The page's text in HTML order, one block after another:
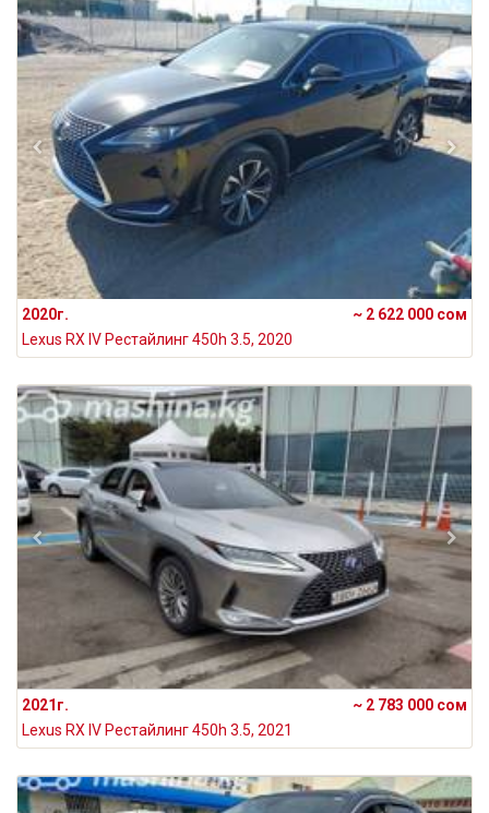
2020г.
~ 2 622 000 сом
Lexus RX IV Рестайлинг 450h 3.5, 2020
2021г.
~ 2 783 000 сом
Lexus RX IV Рестайлинг 450h 3.5, 2021